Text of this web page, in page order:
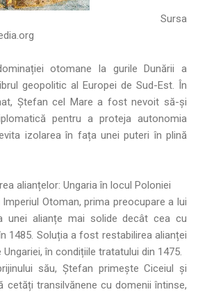
Sursa
otomane la gurile Dunării a
geopolitic al Europei de Sud-Est. În
Ștefan cel Mare a fost nevoit să-și
pentru a proteja autonomia
izolarea în fața unei puteri în plină
alianțelor: Ungaria în locul Poloniei
Otoman, prima preocupare a lui
unei alianțe mai solide decât cea cu
1485. Soluția a fost restabilirea alianței
în condițiile tratatului din 1475.
său, Ștefan primește Ciceiul și
cetăți transilvănene cu domenii întinse,